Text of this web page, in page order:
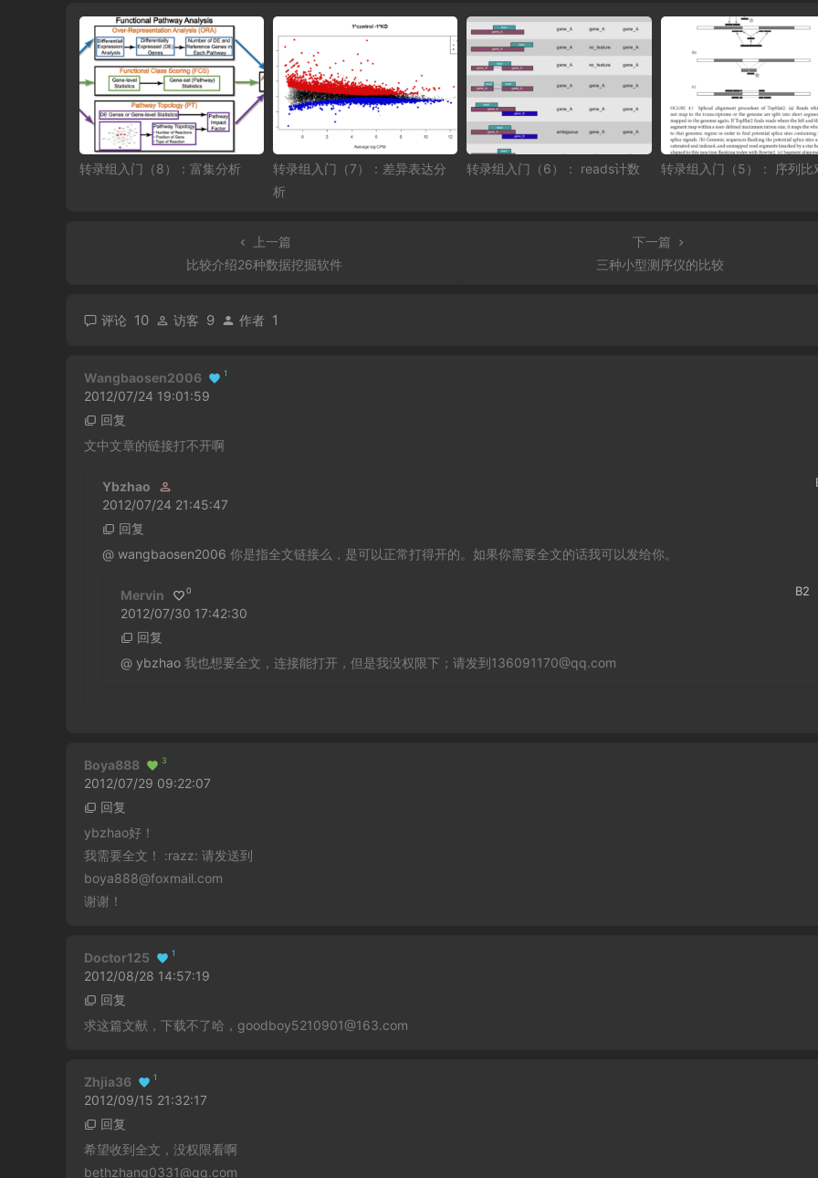
转录组入门（8）：富集分析
转录组入门（7）：差异表达分
析
转录组入门（6）： reads计数 转录组入门（5）： 序列比
上一篇
比较介绍26种数据挖掘软件
下一篇
三种小型测序仪的比较
评论 10 访客 9 作者 1
Wangbaosen2006 1
2012/07/24 19:01:59
回复
文中文章的链接打不开啊
Ybzhao
2012/07/24 21:45:47
回复
@ wangbaosen2006 你是指全文链接么，是可以正常打得开的。如果你需要全文的话我可以发给你。
Mervin 0
2012/07/30 17:42:30
B2
回复
@ ybzhao 我也想要全文，连接能打开，但是我没权限下；请发到136091170@qq.com
Boya888 3
2012/07/29 09:22:07
回复
ybzhao好！
我需要全文！ :razz: 请发送到
boya888@foxmail.com
谢谢！
Doctor125 1
2012/08/28 14:57:19
回复
求这篇文献，下载不了哈，goodboy5210901@163.com
Zhjia36 1
2012/09/15 21:32:17
回复
希望收到全文，没权限看啊
bethzhang0331@qq.com